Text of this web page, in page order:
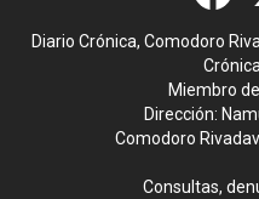
Diario Crónica, Comodoro
Miembro
Dirección:
Comodoro
Consultas,